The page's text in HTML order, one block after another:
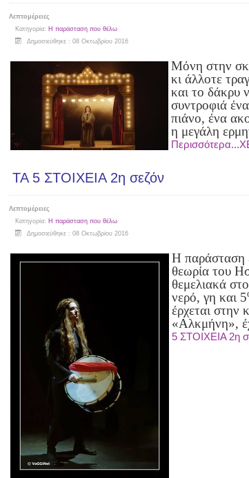
Λεπτομέρειες
Κατηγορία: Η παράσταση που θέλω
Δημοσιεύθηκε : 08 Οκτωβρίου 2016
Μόνη στην
κι άλλοτε
και το δάκρυ
συντροφιά
πιάνο, ένα
η μεγάλη
ΤΑ 5 ΣΤΟΙΧΕΙΑ 2η σεζόν
Λεπτομέρειες
Κατηγορία: Η παράσταση που θέλω
Δημοσιεύθηκε : 08 Οκτωβρίου 2016
Η παράσταση
θεωρία του
θεμελιακά
νερό, γη και 5
έρχεται στην
«Αλκμήνη»,
5 ΣΤΟΙΧΕΙΑ 2η